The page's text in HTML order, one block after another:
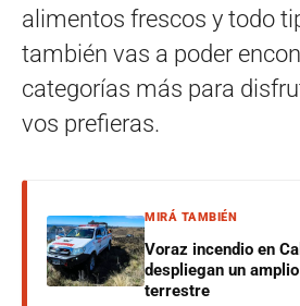
alimentos frescos y todo
también vas a poder
categorías más para
vos prefieras.
MIRÁ TAMBIÉN
Voraz incendio en
despliegan un
terrestre